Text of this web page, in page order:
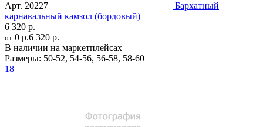
Арт. 20227
Бархатный
карнавальный камзол (бордовый)
6 320 р.
от 0 р.6 320 р.
В наличии на маркетплейсах
Размеры: 50-52, 54-56, 56-58, 58-60
18